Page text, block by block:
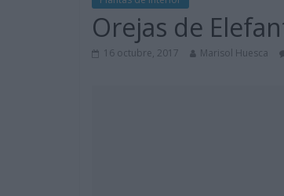
Orejas de
16 octubre, 2017 Marisol Huesca